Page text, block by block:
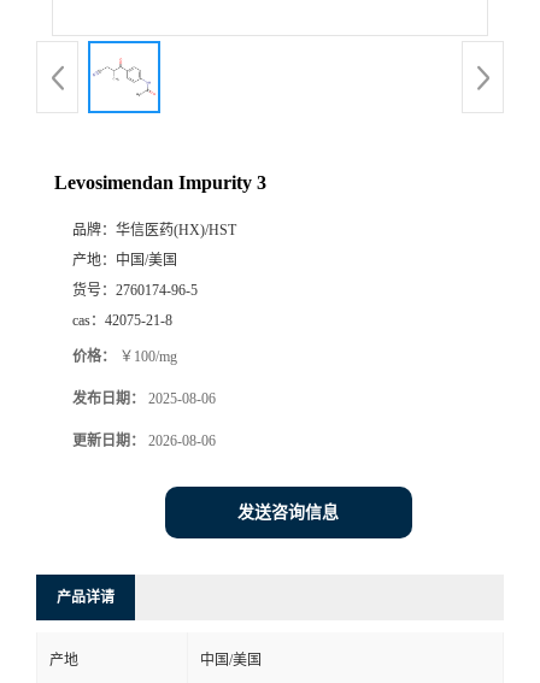
书
方
Levosimendan Impurity 3
品牌： 华信医药(HX)/HST
产地： 中国/美国
货号： 2760174-96-5
cas： 42075-21-8
价格： ￥100/mg
发布日期： 2025-08-06
更新日期： 2026-08-06
发送咨询信息
产品详请
产地 中国/美国